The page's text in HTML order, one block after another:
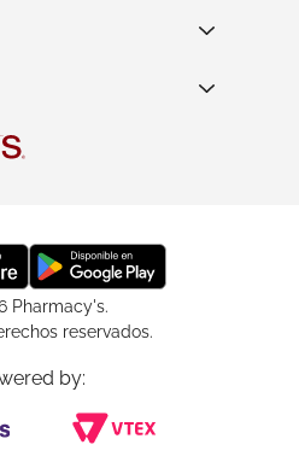
Pharmacy's.
reservados.
by: